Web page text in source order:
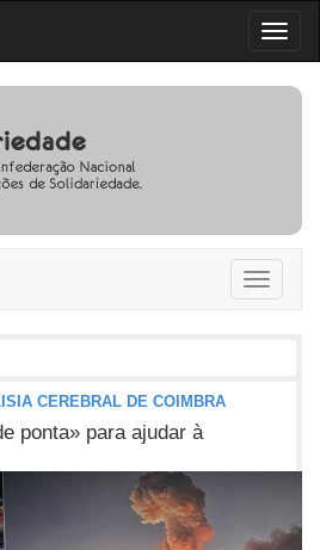
Toggle
CEREBRAL DE COIMBRA
ponta» para ajudar à